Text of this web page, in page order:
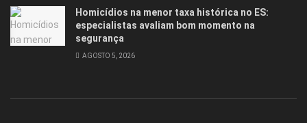
Homicídios na menor taxa histórica no ES:
especialistas avaliam bom momento na
segurança
AGOSTO 5, 2026